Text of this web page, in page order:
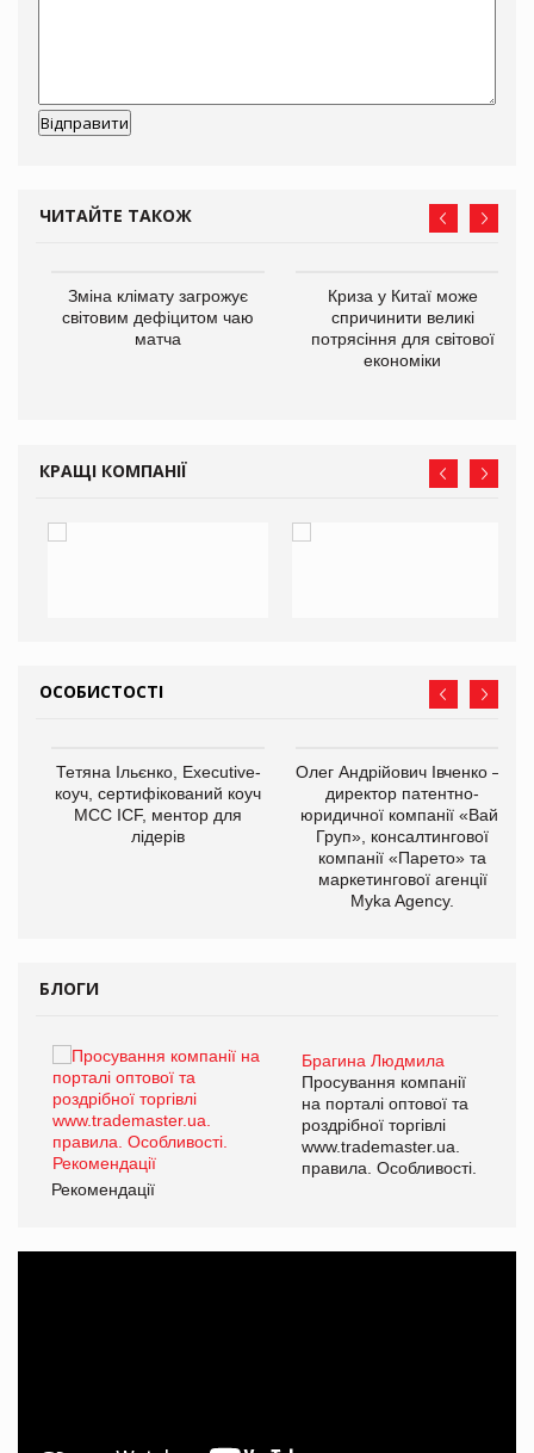
ЧИТАЙТЕ ТАКОЖ
Зміна клімату загрожує
світовим дефіцитом чаю
матча
Криза у Китаї може
спричинити великі
потрясіння для світової
економіки
КРАЩІ КОМПАНІЇ
ОСОБИСТОСТІ
Тетяна Ільєнко, Executive-
коуч, сертифікований коуч
МСС ICF, ментор для
лідерів
Олег Андрійович Івченко —
директор патентно-
юридичної компанії «Вайз
Груп», консалтингової
компанії «Парето» та
маркетингової агенції
Myka Agency.
БЛОГИ
Брагина Людмила
Просування компанії
на порталі оптової та
роздрібної торгівлі
www.trademaster.ua.
правила. Особливості.
Рекомендації